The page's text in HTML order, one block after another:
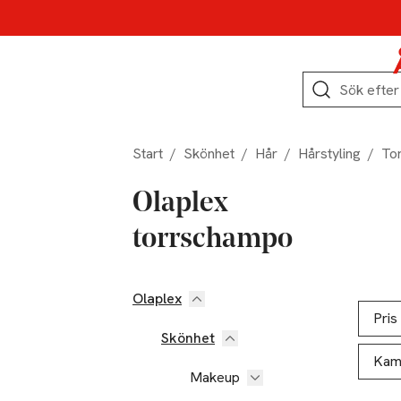
Sök
Start / Skönhet / Hår / Hårstyling /
Olaplex
torrschampo
Hoppa till produktsidan
Olaplex
Skönhet
Makeup
Pris
Lista